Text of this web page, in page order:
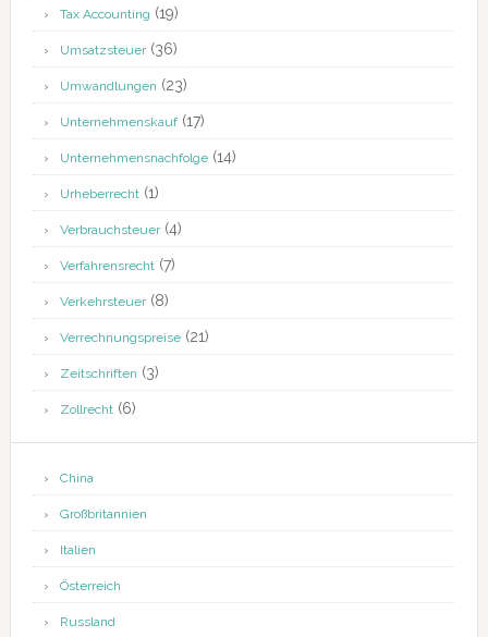
Tax Accounting (19)
Umsatzsteuer(36)
Umwandlungen (23)
Unternehmenskauf(17)
Unternehmensnachfolge(14)
Urheberrecht(1)
Verbrauchsteuer(4)
Verfahrensrecht(7)
Verkehrsteuer(8)
Verrechnungspreise(21)
Zeitschriften (3)
Zollrecht(6)
China
Großbritannien
Italien
Österreich
Russland